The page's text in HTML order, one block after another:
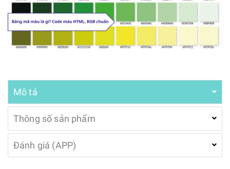
Mô tả
Thông số sản phẩm
Đánh giá (APP)